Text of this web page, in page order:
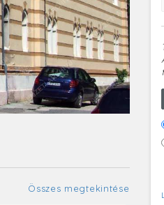
Összes megtekintése